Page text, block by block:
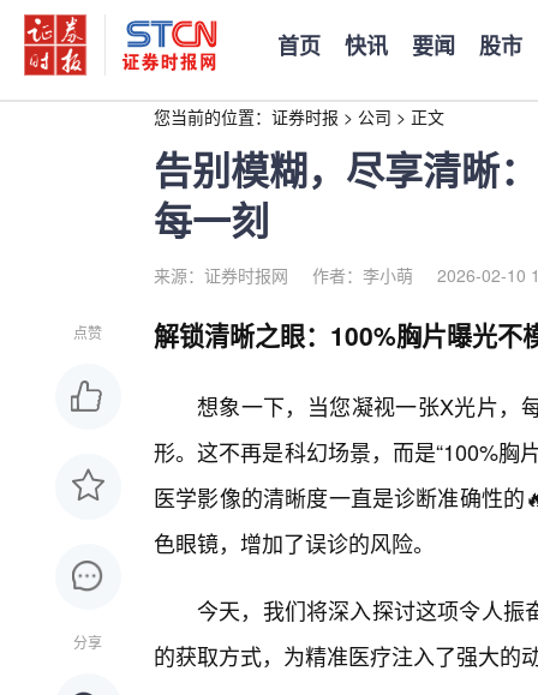
首页 快讯 要闻 股市
您当前的位置： 证券时报 > 公司 > 正文
告别模糊，尽享清晰
每一刻
来源：证券时报网 作者：李小萌 2026-02-10
点赞
分享
解锁清晰之眼：100%胸片曝光不
想象一下，当您凝视一张X光片，
形。这不再是科幻场景，而是“100%胸
医学影像的清晰度一直是诊断准确性
色眼镜，增加了误诊的风险。
今天，我们将深入探讨这项令人振
的获取方式，为精准医疗注入了强大的